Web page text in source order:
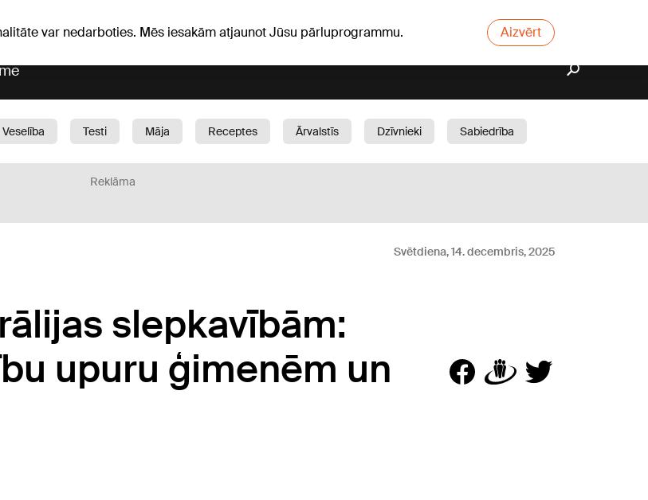
var nedarboties. Mēs iesakām atjaunot Jūsu pārluprogrammu. Aizvērt
Veselība Testi Māja Receptes Ārvalstīs Dzīvnieki
Sabiedrība
Reklāma
Svētdiena, 14. decembris, 2025
slepkavībām:
upuru ģimenēm un